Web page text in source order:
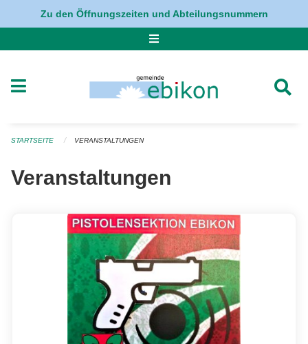
Navigation überspringen
Zu den Öffnungszeiten und Abteilungsnummern
STARTSEITE VERANSTALTUNGEN
Veranstaltungen